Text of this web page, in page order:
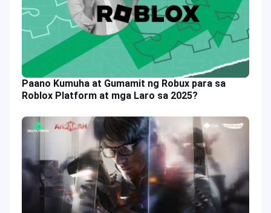
Paano Kumuha at Gumamit ng Robux para sa
Roblox Platform at mga Laro sa 2025?